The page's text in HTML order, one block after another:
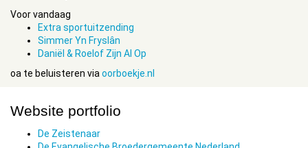
Voor vandaag
Extra sportuitzending
Simmer Yn Fryslân
Daniël & Roelof Zijn Al Op
oa te beluisteren via oorboekje.nl
Website portfolio
De Zeistenaar